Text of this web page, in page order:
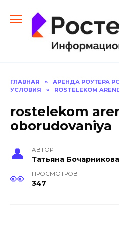
содержанию
ГЛАВНАЯ »
АРЕНДА РОУТЕРА
УСЛОВИЯ
» ROSTELEKOM
rostelekom
oborudovaniya
АВТОР
Тать­яна Бо­чар­ни­кова
ПРОСМОТРОВ
347